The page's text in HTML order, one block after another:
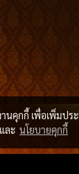
านคุกกี้ เพื่อเพิ่มป
และ นโยบายคุกกี้